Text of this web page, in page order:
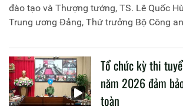
đào tạo và Thượng tướng, TS. Lê Quốc
Trung ương Đảng, Thứ trưởng Bộ Công
liên quan đến công tác giáo dục và đào
CAND.
Tổ chức kỳ thi
năm 2026 đảm
toàn